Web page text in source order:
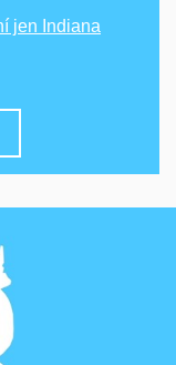
jen Indiana